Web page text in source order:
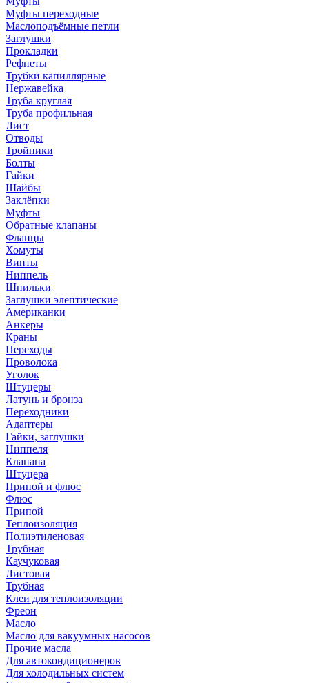
Муфты переходные
Маслоподъёмные петли
Заглушки
Прокладки
Рефнеты
Трубки капиллярные
Нержавейка
Труба круглая
Труба профильная
Лист
Отводы
Тройники
Болты
Гайки
Шайбы
Заклёпки
Муфты
Обратные клапаны
Фланцы
Хомуты
Винты
Ниппель
Шпильки
Заглушки элептические
Американки
Анкеры
Краны
Переходы
Проволока
Уголок
Штуцеры
Латунь и бронза
Переходники
Адаптеры
Гайки, заглушки
Ниппеля
Клапана
Штуцера
Припой и флюс
Флюс
Припой
Теплоизоляция
Полиэтиленовая
Трубная
Каучуковая
Листовая
Трубная
Клеи для теплоизоляции
Фреон
Масло
Масло для вакуумных насосов
Прочие масла
Для автокондиционеров
Для холодильных систем